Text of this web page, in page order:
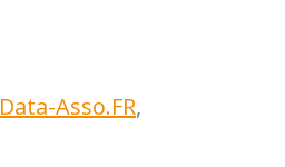
Data-Asso.FR,